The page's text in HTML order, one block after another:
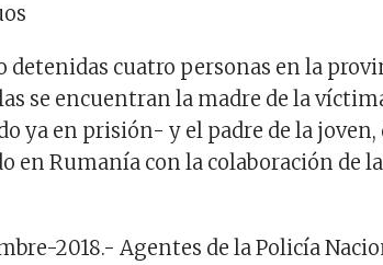
detenidas cuatro personas en la
se encuentran la madre de la
ya en prisión- y el padre de la joven,
en Rumanía con la colaboración de
2018.- Agentes de la Policía